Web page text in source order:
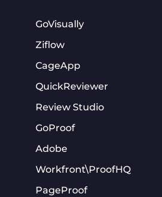
GoVisually
Ziflow
CageApp
QuickReviewer
Review Studio
GoProof
Adobe
Workfront\ProofHQ
PageProof